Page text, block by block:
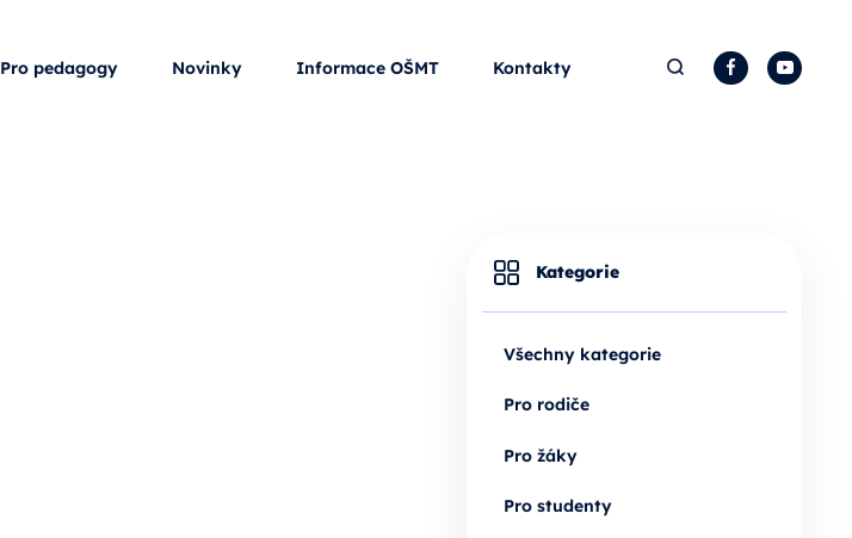
Pro pedagogy Novinky Informace OŠMT Kontakty Hledat Facebook
Kategorie
Všechny kategorie
Pro rodiče
Pro žáky
Pro studenty